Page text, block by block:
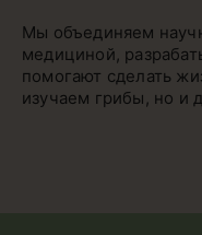
Мы объединяем
медициной,
помогают сделать
изучаем грибы, но и